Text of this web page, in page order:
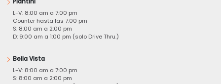
L-V: 8:00 am a 7:00 pm
Counter hasta las 7:00 pm
S: 8:00 am a 2:00 pm
D: 9:00 am a 1:00 pm (solo Drive Thru.)
Bella Vista
L-V: 8:00 am a 7:00 pm
S: 8:00 am a 2:00 pm